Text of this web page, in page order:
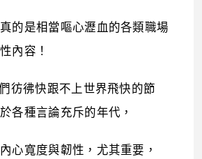
的是相當嘔心瀝血的各類職場
內容！
彷彿快跟不上世界飛快的節
各種言論充斥的年代，
心寬度與韌性，尤其重要，